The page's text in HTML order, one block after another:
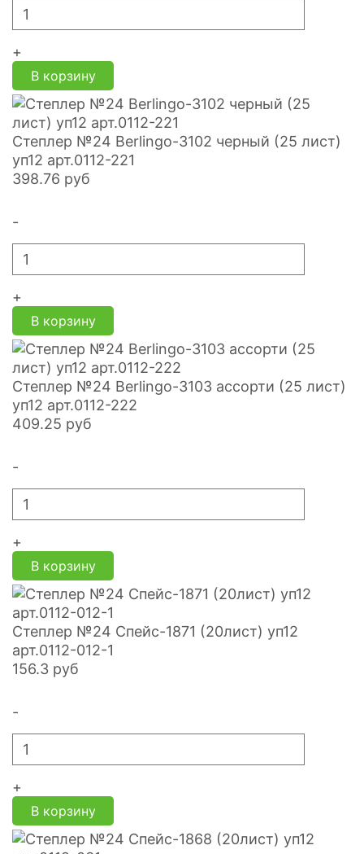
+
В корзину
Степлер №24 Berlingo-3102 черный (25 лист)
уп12 арт.0112-221
398.76 руб
-
+
В корзину
Степлер №24 Berlingo-3103 ассорти (25 лист)
уп12 арт.0112-222
409.25 руб
-
+
В корзину
Степлер №24 Спейс-1871 (20лист) уп12
арт.0112-012-1
156.3 руб
-
+
В корзину